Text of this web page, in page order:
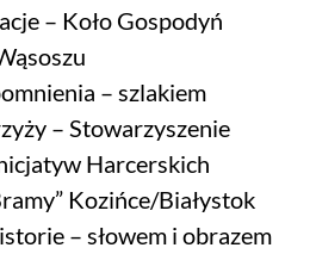
– Koło Gospodyń
– szlakiem
– Stowarzyszenie
Harcerskich
Kozińce/Białystok
– słowem i obrazem